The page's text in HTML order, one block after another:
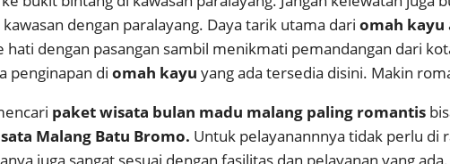
dengan paralayang. Daya tarik utama dari omah kayu
dengan pasangan sambil menikmati pemandangan dari
penginapan di omah kayu yang ada tersedia disini. Makin
paket wisata bulan madu malang paling romantis
Malang Batu Bromo. Untuk pelayanannnya tidak perlu di